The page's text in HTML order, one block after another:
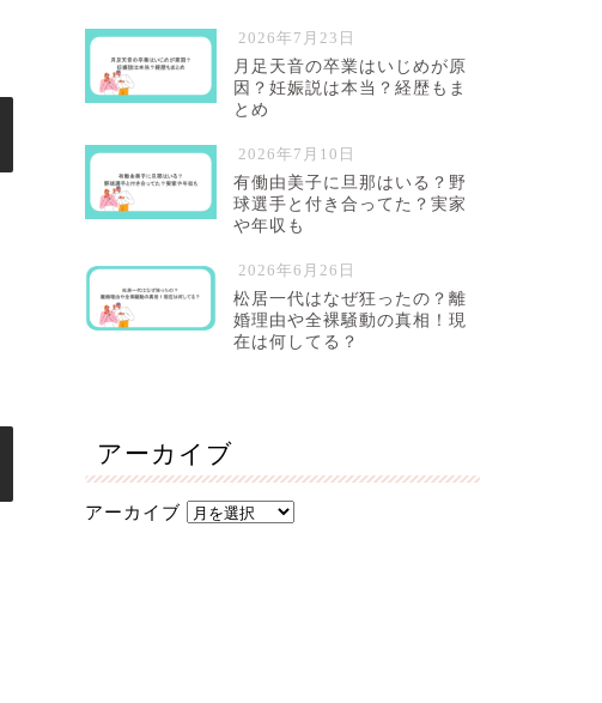
2026年7月23日
月足天音の卒業はいじめが原
因？妊娠説は本当？経歴もま
とめ
2026年7月10日
有働由美子に旦那はいる？野
球選手と付き合ってた？実家
や年収も
2026年6月26日
松居一代はなぜ狂ったの？離
婚理由や全裸騒動の真相！現
在は何してる？
アーカイブ
アーカイブ